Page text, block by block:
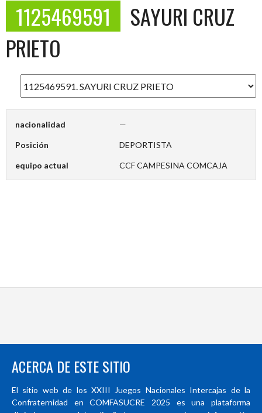
1125469591
SAYURI CRUZ
PRIETO
nacionalidad —
Posición DEPORTISTA
equipo actual CCF CAMPESINA COMCAJA
ACERCA DE ESTE SITIO
El sitio web de los XXIII Juegos Nacionales Intercajas de la
Confraternidad en COMFASUCRE 2025 es una plataforma